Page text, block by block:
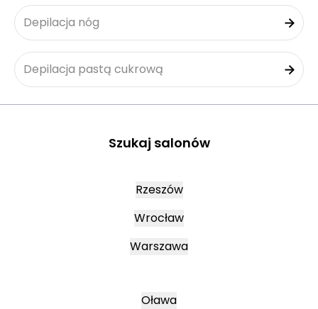
Depilacja nóg
Depilacja pastą cukrową
Szukaj salonów
Rzeszów
Wrocław
Warszawa
Oława